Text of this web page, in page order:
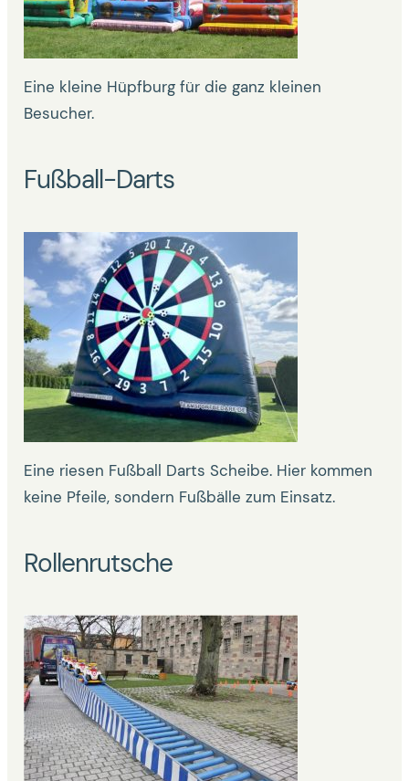
Eine kleine Hüpfburg für die ganz kleinen
Besucher.
Fußball-Darts
Eine riesen Fußball Darts Scheibe. Hier kommen
keine Pfeile, sondern Fußbälle zum Einsatz.
Rollenrutsche